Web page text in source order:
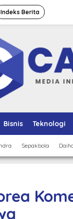
Indeks Berita
Bisnis Teknologi
Sepakbola